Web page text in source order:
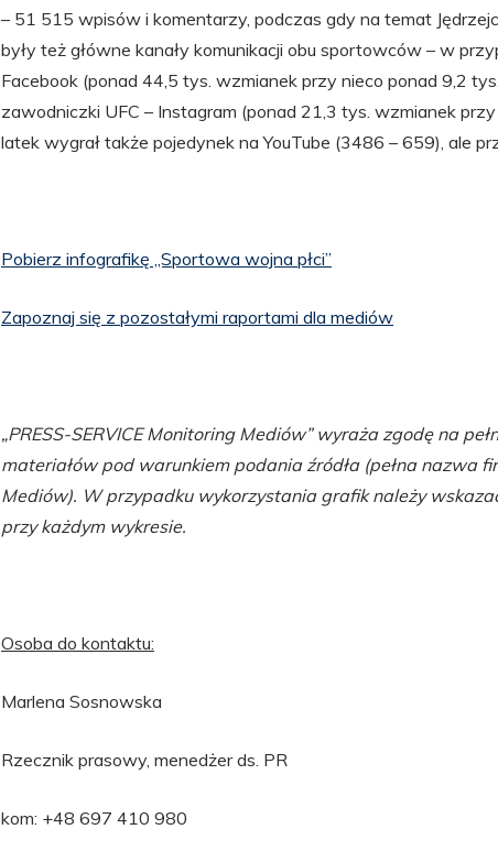
– 51 515 wpisów i komentarzy, podczas gdy na temat
były też główne kanały komunikacji obu sportowców – w
Facebook (ponad 44,5 tys. wzmianek przy nieco ponad 9,2
zawodniczki UFC – Instagram (ponad 21,3 tys. wzmianek
latek wygrał także pojedynek na YouTube (3486 – 659), ale
Pobierz infografikę „Sportowa wojna płci”
Zapoznaj się z pozostałymi raportami dla mediów
„PRESS-SERVICE Monitoring Mediów” wyraża zgodę na
materiałów pod warunkiem podania źródła (pełna nazwa
Mediów). W przypadku wykorzystania grafik należy
przy każdym wykresie.
Osoba do kontaktu:
Marlena Sosnowska
Rzecznik prasowy, menedżer ds. PR
kom: +48 697 410 980